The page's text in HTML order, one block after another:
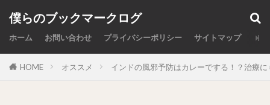
僕らのブックマークログ
ホーム お問い合わせ プライバシーポリシー サイトマップ
HOME オススメ インドの風邪予防はカレーでする！？治療
カテゴリー